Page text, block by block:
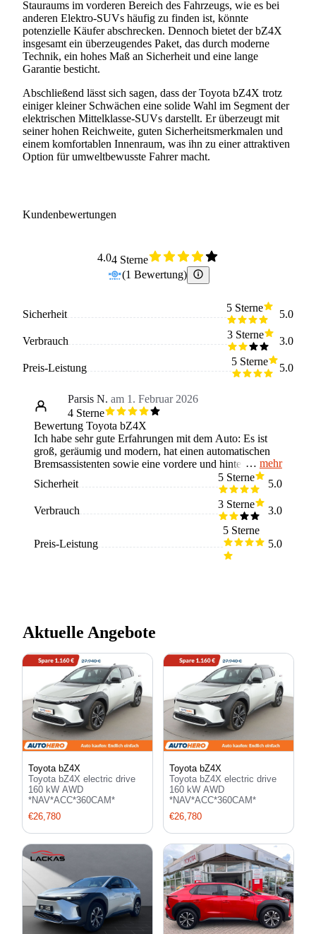
Stauraums im vorderen Bereich des Fahrzeugs, wie es bei
anderen Elektro-SUVs häufig zu finden ist, könnte
potenzielle Käufer abschrecken. Dennoch bietet der bZ4X
insgesamt ein überzeugendes Paket, das durch moderne
Technik, ein hohes Maß an Sicherheit und eine lange
Garantie besticht.
Abschließend lässt sich sagen, dass der Toyota bZ4X trotz
einiger kleiner Schwächen eine solide Wahl im Segment der
elektrischen Mittelklasse-SUVs darstellt. Er überzeugt mit
seiner hohen Reichweite, guten Sicherheitsmerkmalen und
einem komfortablen Innenraum, was ihn zu einer attraktiven
Option für umweltbewusste Fahrer macht.
Kundenbewertungen
4.04 Sterne
(1 Bewertung)
Sicherheit
5 Sterne
5.0
Verbrauch
3 Sterne
3.0
Preis-Leistung
5 Sterne
5.0
Parsis N. am 1. Februar 2026
4 Sterne
Bewertung Toyota bZ4X
Ich habe sehr gute Erfahrungen mit dem Auto: Es ist
groß, geräumig und modern, hat einen automatischen
Bremsassistenten sowie eine vordere und hintere
Kamera, ideal zum Einparken für Fahranfänger. Das
Auto ist zudem vom Aussehen her sehr ansprechend.
Es wirkt sehr futuristisch und modern durch die Kanten
und die spitze Form der Scheinwerfer. Der einzige
Nachteil ist echt, dass man häufiger laden muss. Also
für Menschen, die lange Strecken fahren oder pendeln,
ist es eher ungeeignet. Er für den Gebrauch innerhalb
mehr
Sicherheit
5 Sterne
5.0
Verbrauch
3 Sterne
3.0
Preis-Leistung
5 Sterne
5.0
Aktuelle Angebote
Toyota bZ4X
Toyota bZ4X electric drive
160 kW AWD
*NAV*ACC*360CAM*
€26,780
Toyota bZ4X
Toyota bZ4X electric drive
160 kW AWD
*NAV*ACC*360CAM*
€26,780